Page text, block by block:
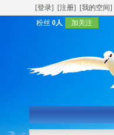
[登录] [注册]
[我的空间]
粉丝 0人 加关注